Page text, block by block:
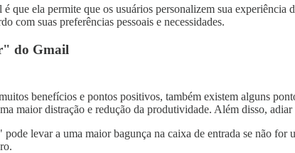
que ela permite que os usuários personalizem sua
com suas preferências pessoais e necessidades.
do Gmail
benefícios e pontos positivos, também existem alguns
maior distração e redução da produtividade. Além disso,
pode levar a uma maior bagunça na caixa de entrada se não for